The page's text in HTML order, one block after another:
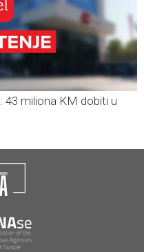
43 miliona KM dobiti u